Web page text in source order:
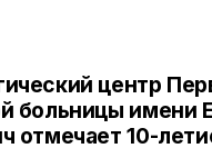
s
A
p
gr
a
m
u y
n
центр
больницы имени
отмечает 10-